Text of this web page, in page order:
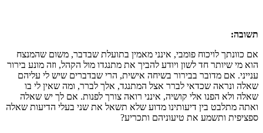
תשובה:
אם כוונתך לויכוח פומבי, אינני מאמין בתועלת שבדבר, משום שהמנצח
הוא מי שיותר חד לשון ויודע להביך את מתנגדו מול הקהל, וזה מונע בירור
ענייני. אם מדובר בבירור בשיחה אישית, הרי שבדברים שיש לי עליהם
שאלה ונראה שכדאי לברר אצל המתנגד, אלך לברר, ומה שאין לי בו
שאלה ולא הפנו אלי קושיה, אינני רואה צורך לפנות. אם לך יש שאלה
ואתה מתלבט בין דיעותינו מדוע שלא תשאל את שני בעלי הדיעות שאלה
ספציפית ותשמע את טיעוניהם ותכריע?